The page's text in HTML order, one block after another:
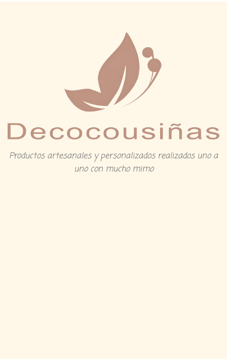
Productos artesanales y personalizados realizados uno a
uno con mucho mimo